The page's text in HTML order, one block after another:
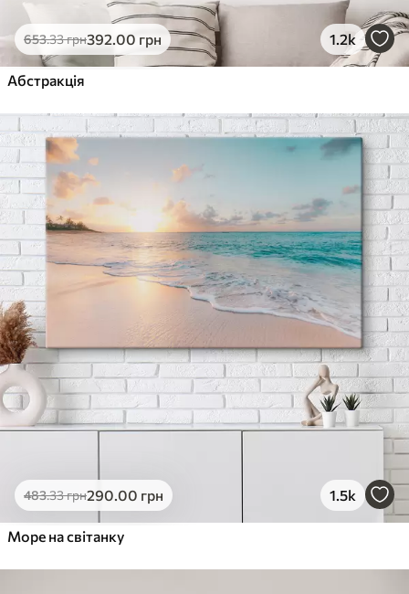
653.33грн392.00 грн 1.2k
Абстракція
483.33грн290.00 грн 1.5k
Море на світанку